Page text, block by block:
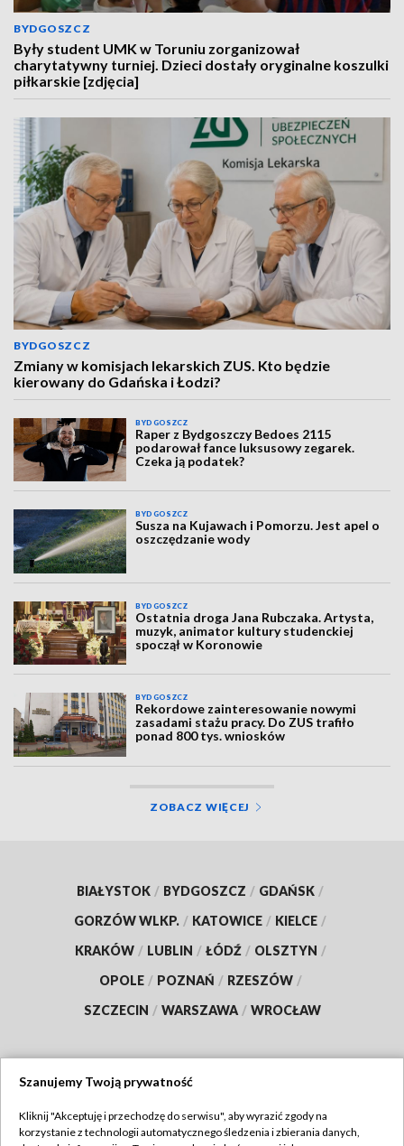
BYDGOSZCZ
Były student UMK w Toruniu zorganizował
charytatywny turniej. Dzieci dostały oryginalne koszulki
piłkarskie [zdjęcia]
BYDGOSZCZ
Zmiany w komisjach lekarskich ZUS. Kto będzie
kierowany do Gdańska i Łodzi?
BYDGOSZCZ
Raper z Bydgoszczy Bedoes 2115
podarował fance luksusowy zegarek.
Czeka ją podatek?
BYDGOSZCZ
Susza na Kujawach i Pomorzu. Jest apel o
oszczędzanie wody
BYDGOSZCZ
Ostatnia droga Jana Rubczaka. Artysta,
muzyk, animator kultury studenckiej
spoczął w Koronowie
BYDGOSZCZ
Rekordowe zainteresowanie nowymi
zasadami stażu pracy. Do ZUS trafiło
ponad 800 tys. wniosków
ZOBACZ WIĘCEJ
BIAŁYSTOK / BYDGOSZCZ / GDAŃSK /
GORZÓW WLKP. / KATOWICE / KIELCE /
KRAKÓW / LUBLIN / ŁÓDŹ / OLSZTYN /
OPOLE / POZNAŃ / RZESZÓW /
SZCZECIN / WARSZAWA / WROCŁAW
TVP
Szanujemy Twoją prywatność
Kliknij "Akceptuję i przechodzę do serwisu", aby wyrazić zgody na
korzystanie z technologii automatycznego śledzenia i zbierania danych,